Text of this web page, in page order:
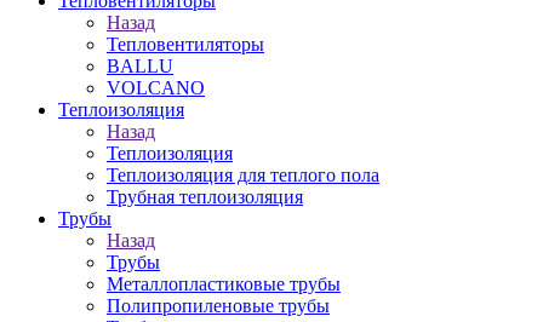
Назад
Тепловентиляторы
BALLU
VOLCANO
Теплоизоляция
Назад
Теплоизоляция
Теплоизоляция для теплого пола
Трубная теплоизоляция
Трубы
Назад
Трубы
Металлопластиковые трубы
Полипропиленовые трубы